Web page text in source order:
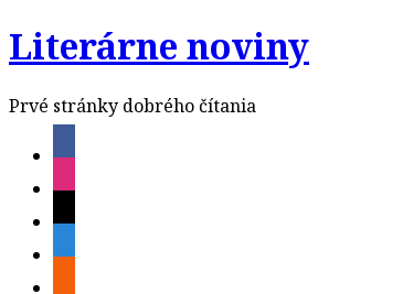
Literárne noviny
Prvé stránky dobrého čítania